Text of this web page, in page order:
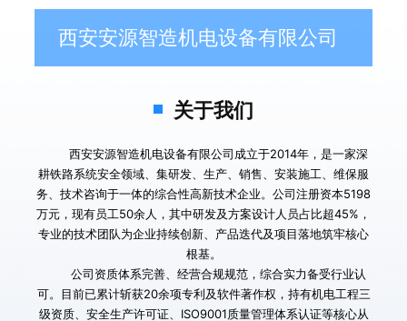
关于我们
耕铁路系统安全领域、集研发、生产、销售、安装施工、维保服
务、技术咨询于一体的综合性高新技术企业。公司注册资本5198
万元，现有员工50余人，其中研发及方案设计人员占比超45%，
专业的技术团队为企业持续创新、产品迭代及项目落地筑牢核心
根基。
可。目前已累计斩获20余项专利及软件著作权，持有机电工程三
级资质、安全生产许可证、ISO9001质量管理体系认证等核心从
西安安源智造机电设备有限公司